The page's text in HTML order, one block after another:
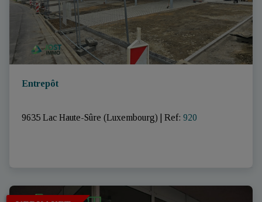
Entrepôt
9635 Lac Haute-Sûre (Luxembourg) Ref: 920